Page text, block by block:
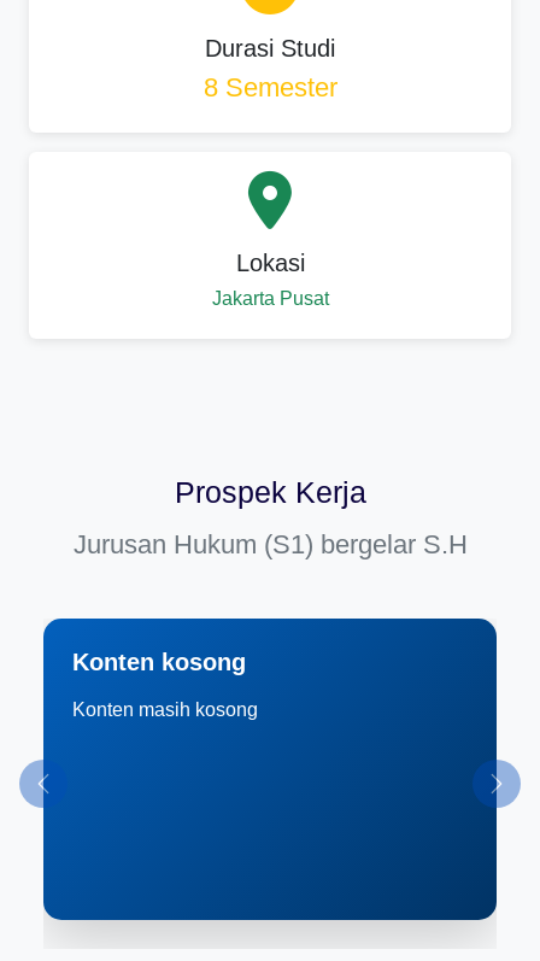
Durasi Studi
8 Semester
Lokasi
Jakarta Pusat
Prospek Kerja
Jurusan Hukum (S1) bergelar S.H
Konten kosong
Konten masih kosong
Previous Next